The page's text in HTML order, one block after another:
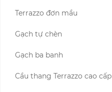
Terrazzo đơn mầu
Gạch tự chèn
Gạch ba banh
Cầu thang Terrazzo cao cấp